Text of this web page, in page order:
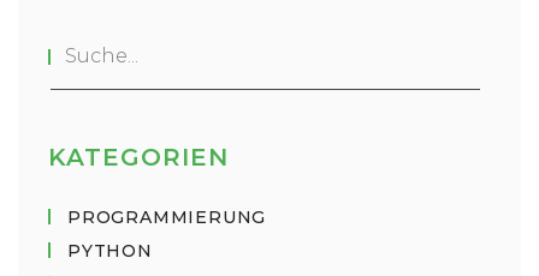
KATEGORIEN
PROGRAMMIERUNG
PYTHON